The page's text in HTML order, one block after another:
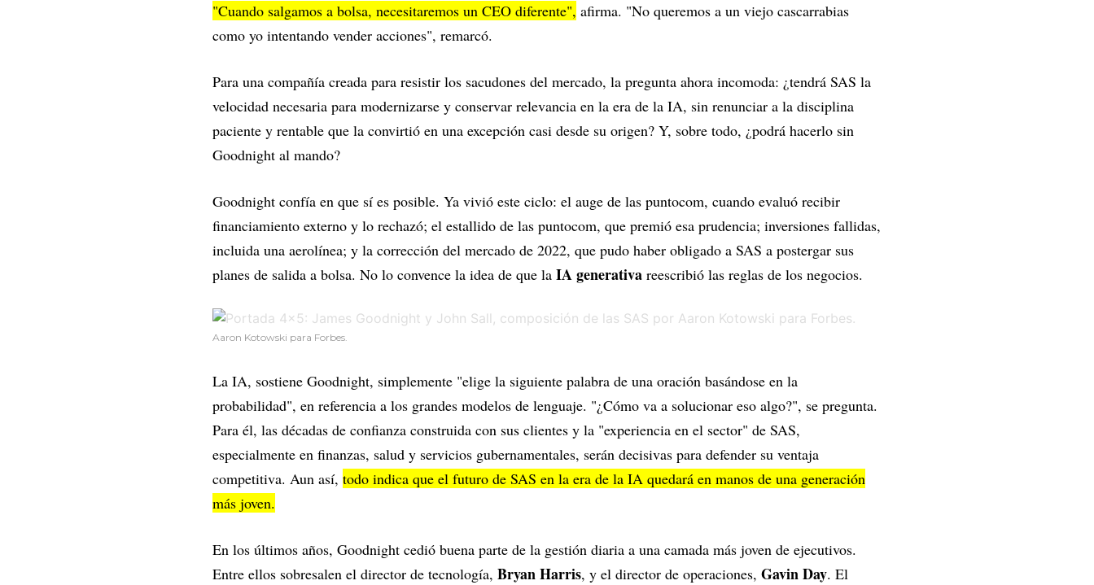
"Cuando salgamos a bolsa, necesitaremos un CEO diferente", afirma. "No queremos a un viejo cascarrabias
como yo intentando vender acciones", remarcó.
Para una compañía creada para resistir los sacudones del mercado, la pregunta ahora incomoda: ¿tendrá SAS la
velocidad necesaria para modernizarse y conservar relevancia en la era de la IA, sin renunciar a la disciplina
paciente y rentable que la convirtió en una excepción casi desde su origen? Y, sobre todo, ¿podrá hacerlo sin
Goodnight al mando?
Goodnight confía en que sí es posible. Ya vivió este ciclo: el auge de las puntocom, cuando evaluó recibir
financiamiento externo y lo rechazó; el estallido de las puntocom, que premió esa prudencia; inversiones fallidas,
incluida una aerolínea; y la corrección del mercado de 2022, que pudo haber obligado a SAS a postergar sus
planes de salida a bolsa. No lo convence la idea de que la IA generativa reescribió las reglas de los negocios.
Aaron Kotowski para Forbes.
La IA, sostiene Goodnight, simplemente "elige la siguiente palabra de una oración basándose en la
probabilidad", en referencia a los grandes modelos de lenguaje. "¿Cómo va a solucionar eso algo?", se pregunta.
Para él, las décadas de confianza construida con sus clientes y la "experiencia en el sector" de SAS,
especialmente en finanzas, salud y servicios gubernamentales, serán decisivas para defender su ventaja
competitiva. Aun así, todo indica que el futuro de SAS en la era de la IA quedará en manos de una generación
más joven.
En los últimos años, Goodnight cedió buena parte de la gestión diaria a una camada más joven de ejecutivos.
Entre ellos sobresalen el director de tecnología, Bryan Harris, y el director de operaciones, Gavin Day. El